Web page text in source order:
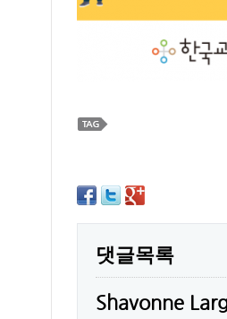
댓글목록
Shavonne